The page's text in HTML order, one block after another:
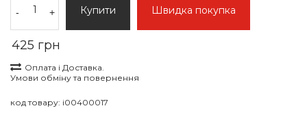
- + Купити Швидка покупка
425 грн
Оплата і Доставка.
Умови обміну та повернення
код товару: i00400017